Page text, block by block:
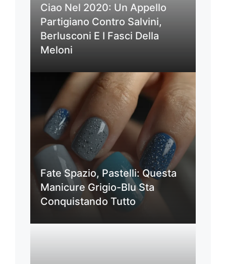
Ciao Nel 2020: Un Appello
Partigiano Contro Salvini,
Berlusconi E I Fasci Della
Meloni
Fate Spazio, Pastelli: Questa
Manicure Grigio-Blu Sta
Conquistando Tutto